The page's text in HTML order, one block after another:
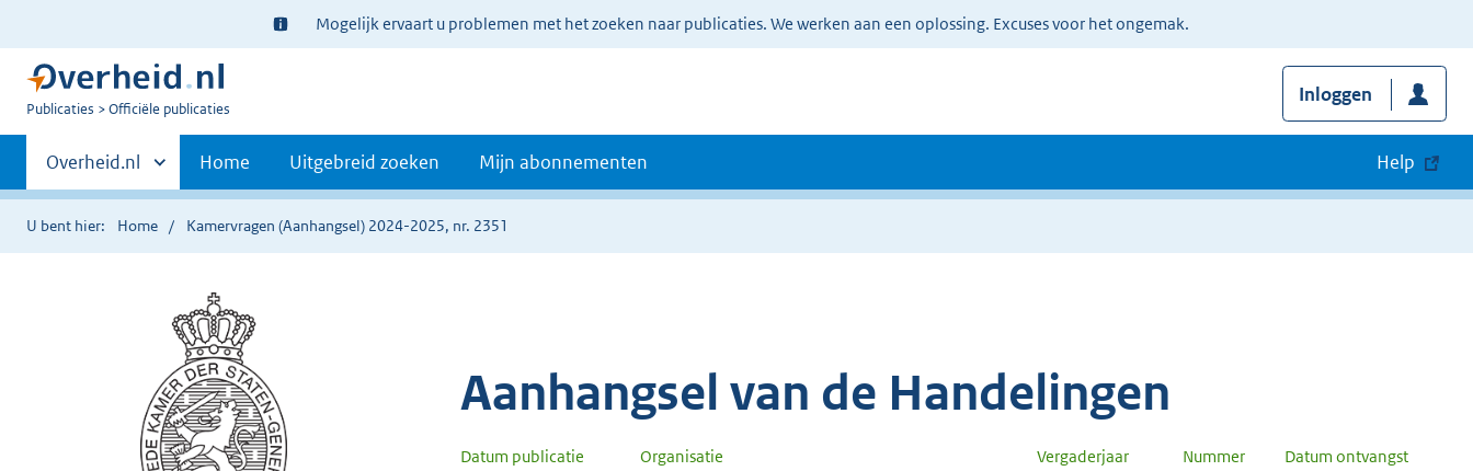
Ter
informatie:
Mogelijk ervaart u problemen met het zoeken naar publicaties. We werken aan een oplossing. Excuses voor het ongemak.
U
Publicaties Officiële publicaties
Inloggen
Primaire
navigatie
Andere
sites
binnen
Overheid.nl Home Uitgebreid zoeken Mijn abonnementen Help
U bent hier: Home Kamervragen (Aanhangsel) 2024-2025, nr. 2351
Aanhangsel van de Handelingen
Datum publicatie Organisatie Vergaderjaar Nummer Datum ontvangst